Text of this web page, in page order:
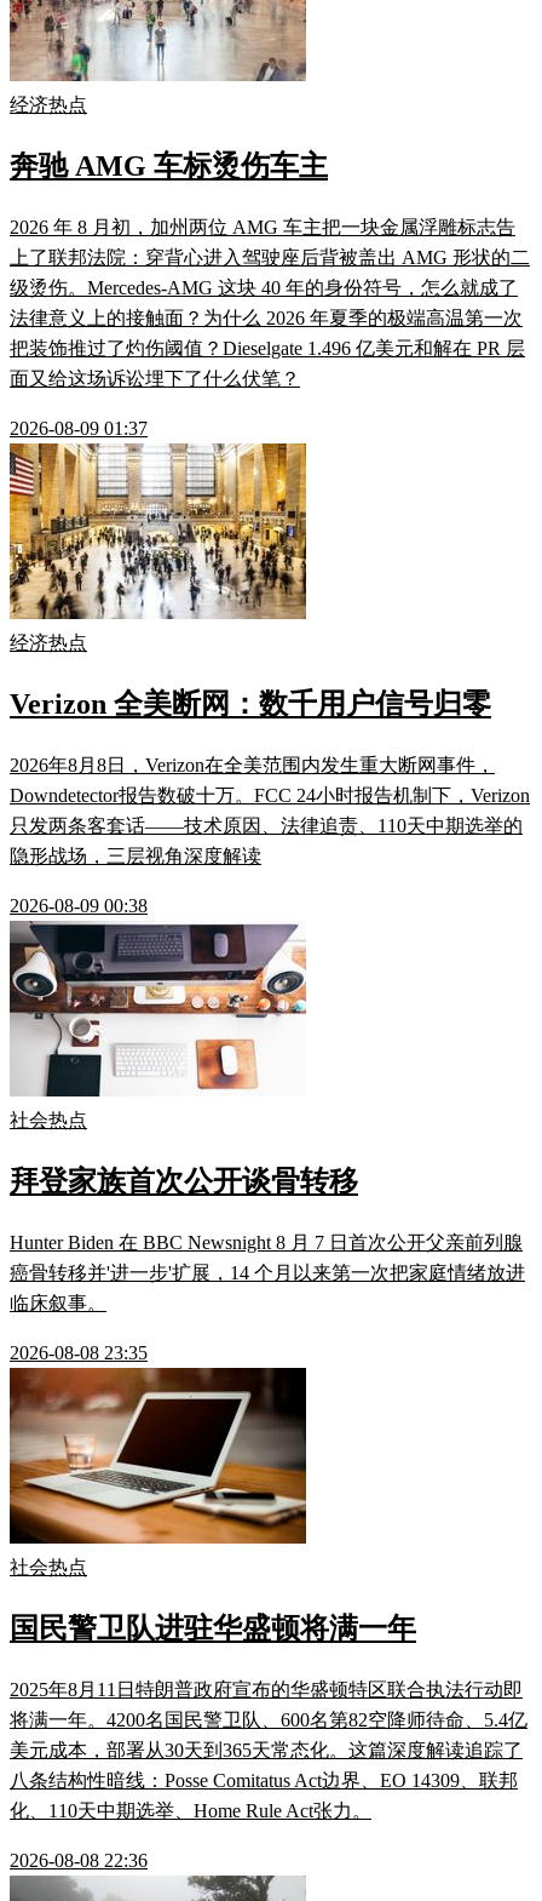
经济热点
奔驰 AMG 车标烫伤车主
2026 年 8 月初，加州两位 AMG 车主把一块金属浮雕标志告
上了联邦法院：穿背心进入驾驶座后背被盖出 AMG 形状的二
级烫伤。Mercedes-AMG 这块 40 年的身份符号，怎么就成了
法律意义上的接触面？为什么 2026 年夏季的极端高温第一次
把装饰推过了灼伤阈值？Dieselgate 1.496 亿美元和解在 PR 层
面又给这场诉讼埋下了什么伏笔？
2026-08-09 01:37
经济热点
Verizon 全美断网：数千用户信号归零
2026年8月8日，Verizon在全美范围内发生重大断网事件，
Downdetector报告数破十万。FCC 24小时报告机制下，Verizon
只发两条客套话——技术原因、法律追责、110天中期选举的
隐形战场，三层视角深度解读
2026-08-09 00:38
社会热点
拜登家族首次公开谈骨转移
Hunter Biden 在 BBC Newsnight 8 月 7 日首次公开父亲前列腺
癌骨转移并'进一步'扩展，14 个月以来第一次把家庭情绪放进
临床叙事。
2026-08-08 23:35
社会热点
国民警卫队进驻华盛顿将满一年
2025年8月11日特朗普政府宣布的华盛顿特区联合执法行动即
将满一年。4200名国民警卫队、600名第82空降师待命、5.4亿
美元成本，部署从30天到365天常态化。这篇深度解读追踪了
八条结构性暗线：Posse Comitatus Act边界、EO 14309、联邦
化、110天中期选举、Home Rule Act张力。
2026-08-08 22:36